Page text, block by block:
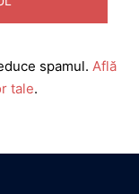
spamul. Află
tale.